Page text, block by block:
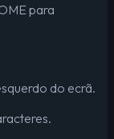
para
do ecrã.